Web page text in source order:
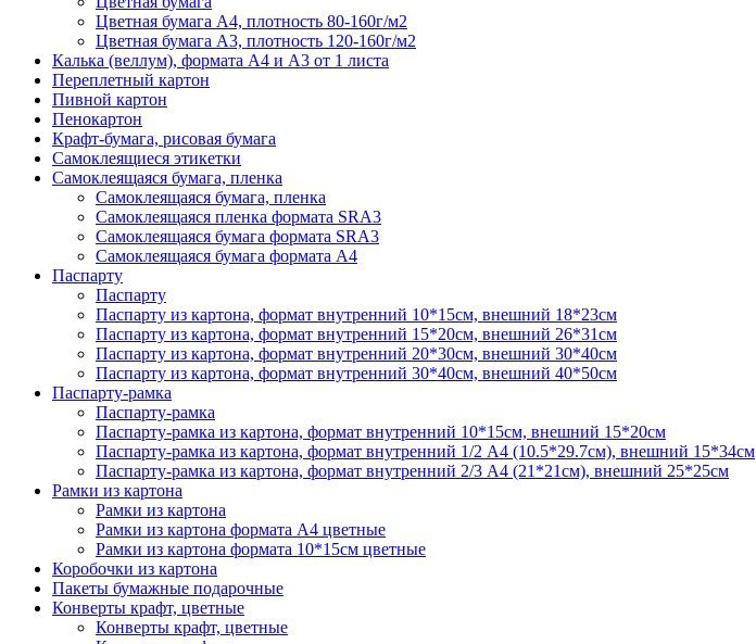
Цветная бумага А4, плотность 80-160г/м2
Цветная бумага А3, плотность 120-160г/м2
Калька (веллум), формата А4 и А3 от 1 листа
Переплетный картон
Пивной картон
Пенокартон
Крафт-бумага, рисовая бумага
Самоклеящиеся этикетки
Самоклеящаяся бумага, пленка
Самоклеящаяся бумага, пленка
Самоклеящаяся пленка формата SRА3
Самоклеящаяся бумага формата SRА3
Самоклеящаяся бумага формата А4
Паспарту
Паспарту
Паспарту из картона, формат внутренний 10*15см, внешний 18*23см
Паспарту из картона, формат внутренний 15*20см, внешний 26*31см
Паспарту из картона, формат внутренний 20*30см, внешний 30*40см
Паспарту из картона, формат внутренний 30*40см, внешний 40*50см
Паспарту-рамка
Паспарту-рамка
Паспарту-рамка из картона, формат внутренний 10*15см, внешний 15*20см
Паспарту-рамка из картона, формат внутренний 1/2 А4 (10.5*29.7см), внешний 15*34см
Паспарту-рамка из картона, формат внутренний 2/3 А4 (21*21см), внешний 25*25см
Рамки из картона
Рамки из картона
Рамки из картона формата А4 цветные
Рамки из картона формата 10*15см цветные
Коробочки из картона
Пакеты бумажные подарочные
Конверты крафт, цветные
Конверты крафт, цветные